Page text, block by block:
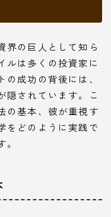
界の巨人として知ら
ルは多くの投資家に
成功の背後には、
隠されています。こ
の基本、彼が重視す
をどのように実践で